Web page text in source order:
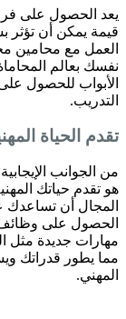
يعد الحصول على
قيمة يمكن أن تؤثر
العمل مع محامين
نفسك بعالم
الأبواب للحصول
التدريب.
تقدم الحياة
من الجوانب
هو تقدم حياتك
المجال أن تساعدك
الحصول على
مهارات جديدة مثل
مما يطور قدراتك
المهني.